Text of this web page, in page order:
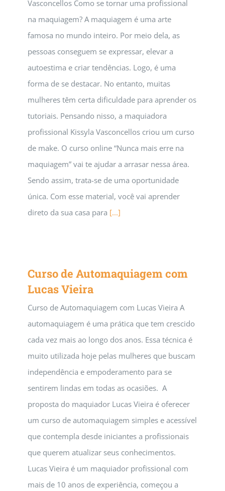
Vasconcellos Como se tornar uma profissional
na maquiagem? A maquiagem é uma arte
famosa no mundo inteiro. Por meio dela, as
pessoas conseguem se expressar, elevar a
autoestima e criar tendências. Logo, é uma
forma de se destacar. No entanto, muitas
mulheres têm certa dificuldade para aprender os
tutoriais. Pensando nisso, a maquiadora
profissional Kissyla Vasconcellos criou um curso
de make. O curso online “Nunca mais erre na
maquiagem” vai te ajudar a arrasar nessa área.
Sendo assim, trata-se de uma oportunidade
única. Com esse material, você vai aprender
direto da sua casa para [...]
Curso de Automaquiagem com
Lucas Vieira
Curso de Automaquiagem com Lucas Vieira A
automaquiagem é uma prática que tem crescido
cada vez mais ao longo dos anos. Essa técnica é
muito utilizada hoje pelas mulheres que buscam
independência e empoderamento para se
sentirem lindas em todas as ocasiões. A
proposta do maquiador Lucas Vieira é oferecer
um curso de automaquiagem simples e acessível
que contempla desde iniciantes a profissionais
que querem atualizar seus conhecimentos.
Lucas Vieira é um maquiador profissional com
mais de 10 anos de experiência, começou a